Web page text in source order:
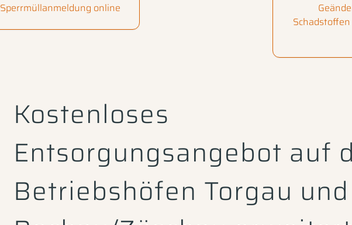
Sperrmüllanmeldung online
Kostenloses
Entsorgungsangebot auf
Betriebshöfen Torgau und